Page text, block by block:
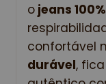
o jeans
confortável
durável,